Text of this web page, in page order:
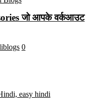
जो आपके वर्कआउट
0